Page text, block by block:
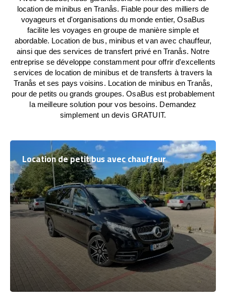
location de minibus en Tranås. Fiable pour des milliers de
voyageurs et d'organisations du monde entier, OsaBus
facilite les voyages en groupe de manière simple et
abordable. Location de bus, minibus et van avec chauffeur,
ainsi que des services de transfert privé en Tranås. Notre
entreprise se développe constamment pour offrir d'excellents
services de location de minibus et de transferts à travers la
Tranås et ses pays voisins. Location de minibus en Tranås,
pour de petits ou grands groupes. OsaBus est probablement
la meilleure solution pour vos besoins. Demandez
simplement un devis GRATUIT.
Location de petit bus avec chauffeur